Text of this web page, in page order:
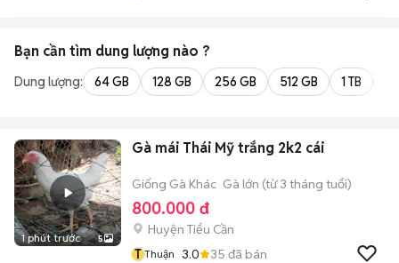
Bạn cần tìm dung lượng nào ?
Dung lượng: 64 GB 128 GB 256 GB 512 GB 1 TB
1 phút trước 5
Gà mái Thái Mỹ trắng 2k2 cái
Giống Gà Khác Gà lớn (từ 3 tháng tuổi)
800.000 đ
Huyện Tiểu Cần
T Thuận 3.0 35 đã bán